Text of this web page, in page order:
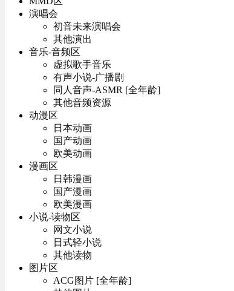
演唱会
初音未来演唱会
其他演出
音乐-音频区
虚拟歌手音乐
有声小说-广播剧
同人音声-ASMR [全年龄]
其他音频资源
动漫区
日本动画
国产动画
欧美动画
漫画区
日韩漫画
国产漫画
欧美漫画
小说-读物区
网文小说
日式轻小说
其他读物
图片区
ACG图片 [全年龄]